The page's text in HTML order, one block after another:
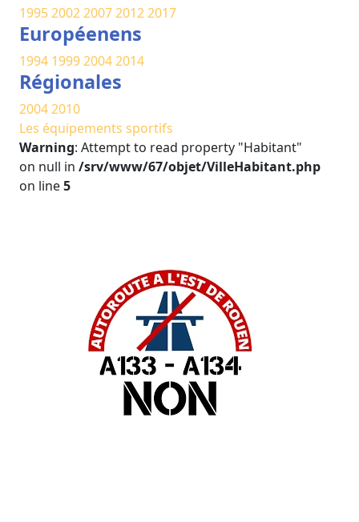
19952002200720122017
Européenens
1994 199920042014
Régionales
20042010
Les équipements sportifs
Warning: Attempt to read property "Habitant"
on null in /srv/www/67/objet/VilleHabitant.php
on line5